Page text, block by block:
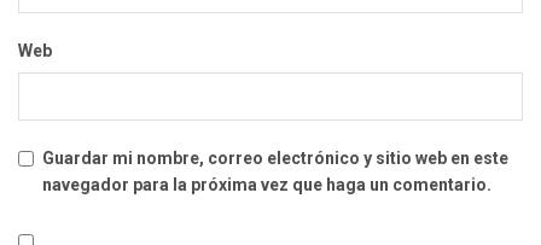
Web
Guardar mi nombre, correo electrónico y sitio web en este
navegador para la próxima vez que haga un comentario.